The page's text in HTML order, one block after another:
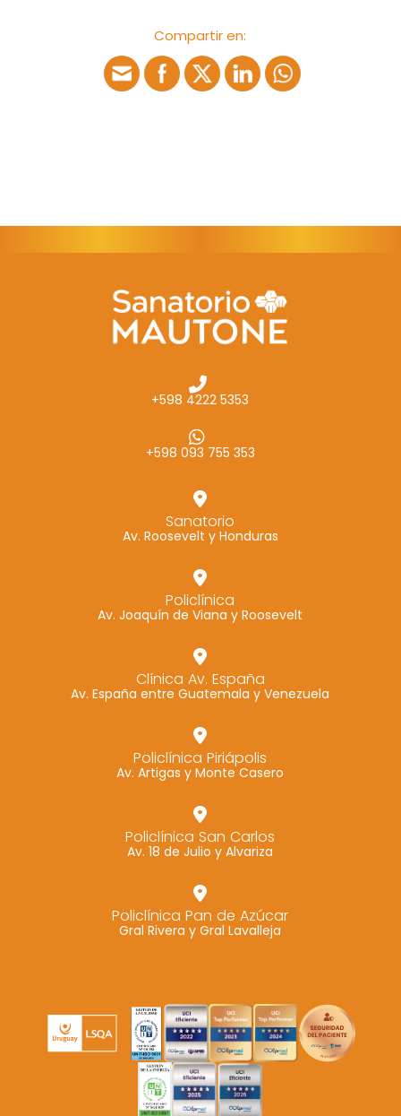
Compartir en:
+598 4222 5353
+598 093 755 353
Sanatorio
Av. Roosevelt y Honduras
Policlínica
Av. Joaquín de Viana y Roosevelt
Clínica Av. España
Av. España entre Guatemala y Venezuela
Policlínica Piriápolis
Av. Artigas y Monte Casero
Policlínica San Carlos
Av. 18 de Julio y Alvariza
Policlínica Pan de Azúcar
Gral Rivera y Gral Lavalleja
aumentas la
posibilidad de